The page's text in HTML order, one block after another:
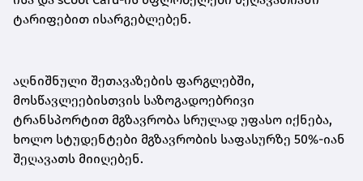
ტარიფებით ისარგებლებენ.
აღნიშნული შეთავაზების ფარგლებში,
მოსწავლეებისთვის საზოგადოებრივი
ტრანსპორტით მგზავრობა სრულად უფასო იქნება,
ხოლო სტუდენტები მგზავრობის საფასურზე 50%-იან
შეღავათს მიიღებენ.